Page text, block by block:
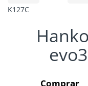
K127C
Comprar